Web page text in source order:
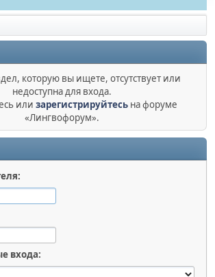
которую вы ищете, отсутствует или
недоступна для входа.
или зарегистрируйтесь на форуме
«Лингвофорум».
входа: